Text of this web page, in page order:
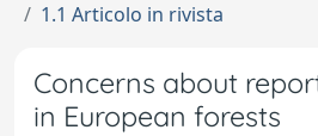
1.1 Articolo in rivista
Concerns about
in European forests